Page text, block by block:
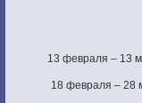
13 февраля – 13
18 февраля – 28